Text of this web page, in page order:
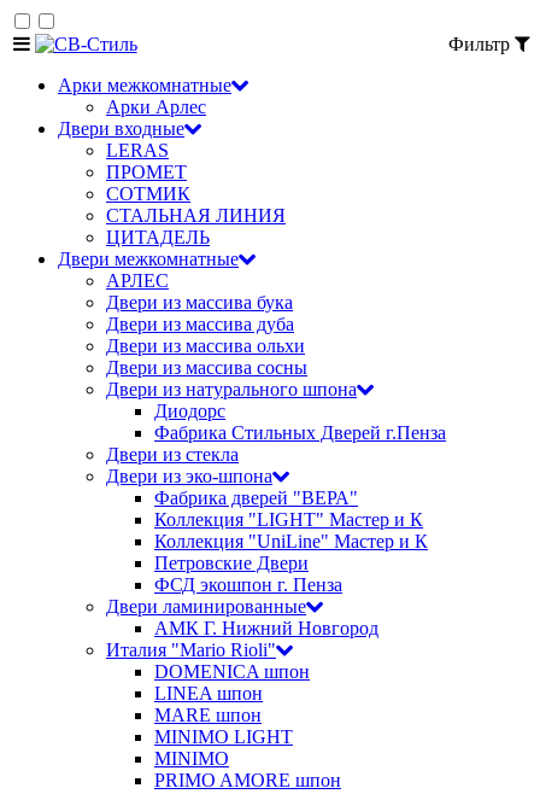
Фильтр
Арки межкомнатные
Арки Арлес
Двери входные
LERAS
ПРОМЕТ
СОТМИК
СТАЛЬНАЯ ЛИНИЯ
ЦИТАДЕЛЬ
Двери межкомнатные
АРЛЕС
Двери из массива бука
Двери из массива дуба
Двери из массива ольхи
Двери из массива сосны
Двери из натурального шпона
Диодорс
Фабрика Стильных Дверей г.Пенза
Двери из стекла
Двери из эко-шпона
Фабрика дверей "ВЕРА"
Коллекция "LIGHT" Мастер и К
Коллекция "UniLine" Мастер и К
Петровские Двери
ФСД экошпон г. Пенза
Двери ламинированные
АМК Г. Нижний Новгород
Италия "Mario Rioli"
DOMENICA шпон
LINEA шпон
MARE шпон
MINIMO LIGHT
MINIMO
PRIMO AMORE шпон